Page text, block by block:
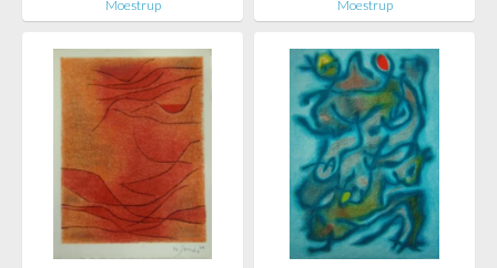
Moestrup
Moestrup